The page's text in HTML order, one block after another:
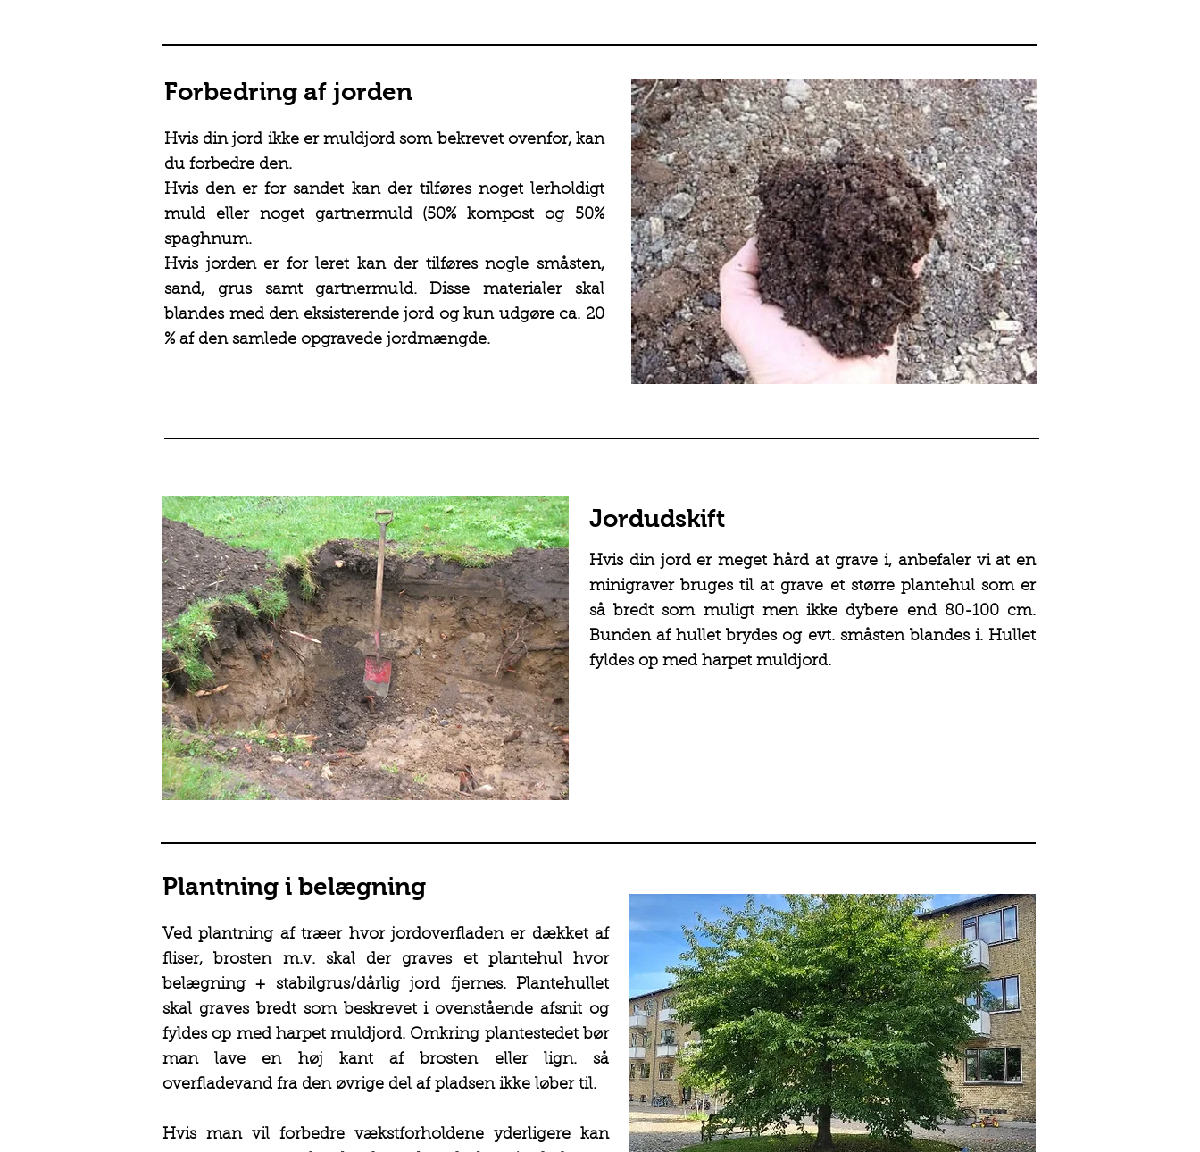
Forbedring af jorden
Hvis din jord ikke er muldjord som bekrevet ovenfor, kan
du forbedre den.
Hvis den er for sandet kan der tilføres noget lerholdigt
muld eller noget gartnermuld (50% kompost og 50%
spaghnum.
Hvis jorden er for leret kan der tilføres nogle småsten,
sand, grus samt gartnermuld. Disse materialer skal
blandes med den eksisterende jord og kun udgøre ca. 20
% af den samlede opgravede jordmængde.
Jordudskift
Hvis din jord er meget hård at grave i, anbefaler vi at en
minigraver bruges til at grave et større plantehul som er
så bredt som muligt men ikke dybere end 80-100 cm.
Bunden af hullet brydes og evt. småsten blandes i. Hullet
fyldes op med harpet muldjord.
Plantning i belægning
Ved plantning af træer hvor jordoverfladen er dækket af
fliser, brosten m.v. skal der graves et plantehul hvor
belægning + stabilgrus/dårlig jord fjernes. Plantehullet
skal graves bredt som beskrevet i ovenstående afsnit og
fyldes op med harpet muldjord. Omkring plantestedet bør
man lave en høj kant af brosten eller lign. så
overfladevand fra den øvrige del af pladsen ikke løber til.
Hvis man vil forbedre vækstforholdene yderligere kan